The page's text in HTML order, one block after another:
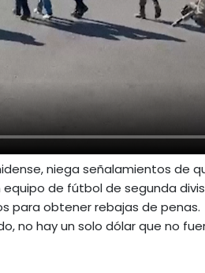
niega señalamientos de
de fútbol de segunda
para obtener rebajas de penas.
no hay un solo dólar que no